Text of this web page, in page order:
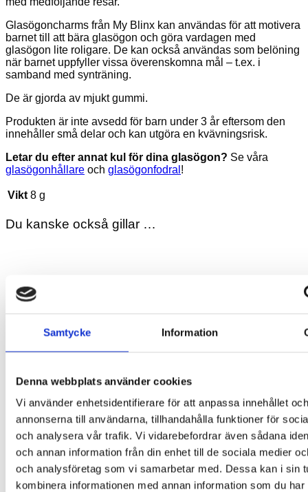
Samtycke Information
Denna webbplats använder cookies
Vi använder enhetsidentifierare för att anpassa innehållet och
annonserna till användarna, tillhandahålla funktioner för
och analysera vår trafik. Vi vidarebefordrar även sådana
och annan information från din enhet till de sociala medier
och analysföretag som vi samarbetar med. Dessa kan i sin
kombinera informationen med annan information som du har
Glasögoncharms från My Blinx kan användas för att motivera
barnet till att bära glasögon och göra vardagen med
glasögon lite roligare. De kan också användas som belöning
när barnet uppfyller vissa överenskomna mål – t.ex. i
samband med synträning.
De är gjorda av mjukt gummi.
Produkten är inte avsedd för barn under 3 år eftersom den
innehåller små delar och kan utgöra en kvävningsrisk.
Letar du efter annat kul för dina glasögon? Se våra
glasögonhållare och glasögonfodral !
Vikt 8 g
Du kanske också gillar …